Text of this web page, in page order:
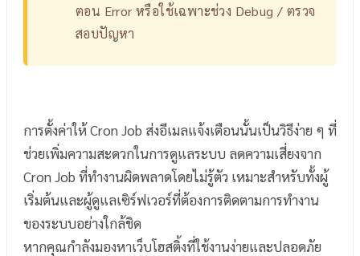
ตอน Error หรือใช้เฉพาะช่วง Debug / ตรวจ
สอบปัญหา
การตั้งค่าให้ Cron Job ส่งอีเมลแจ้งเตือนนั้นเป็นวิธีง่าย ๆ ที่
ช่วยเพิ่มความสะดวกในการดูแลระบบ ลดความเสี่ยงจาก
Cron Job ที่ทำงานผิดพลาดโดยไม่รู้ตัว เหมาะสำหรับทั้งผู้
เริ่มต้นและผู้ดูแลเซิร์ฟเวอร์ที่ต้องการติดตามการทำงาน
ของระบบอย่างใกล้ชิด
หากคุณกำลังมองหาเว็บโฮสติ้งที่ใช้งานง่ายและปลอดภัย